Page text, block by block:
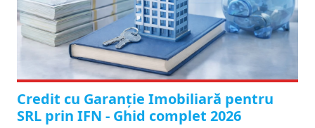
Credit cu Garanție Imobiliară pentru
SRL prin IFN - Ghid complet 2026